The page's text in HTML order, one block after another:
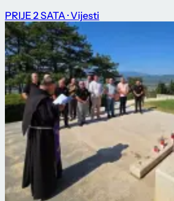
PRIJE 2 SATA · Vijesti